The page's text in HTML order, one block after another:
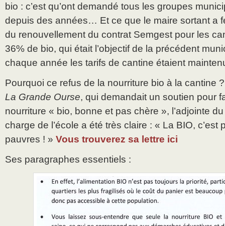
bio : c’est qu’ont demandé tous les groupes
depuis des années… Et ce que le maire sortant a
du renouvellement du contrat Semgest pour les
36% de bio, qui était l’objectif de la précédent
chaque année les tarifs de cantine étaient
Pourquoi ce refus de la nourriture bio à la cantine
La Grande Ourse, qui demandait un soutien pour
nourriture « bio, bonne et pas chère », l’adjointe
charge de l’école a été très claire : « La BIO, c’est
pauvres ! » Vous trouverez sa lettre ici
Ses paragraphes essentiels :